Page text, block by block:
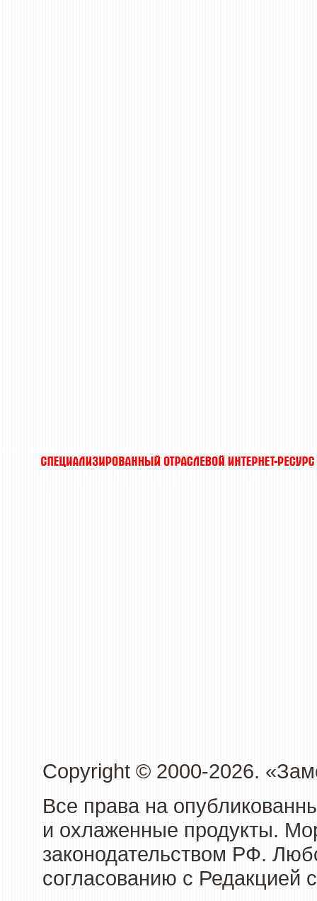
Copyright © 2000-2026.
Все права на
и охлаженные продукты.
законодательством РФ.
согласованию с Редакцией